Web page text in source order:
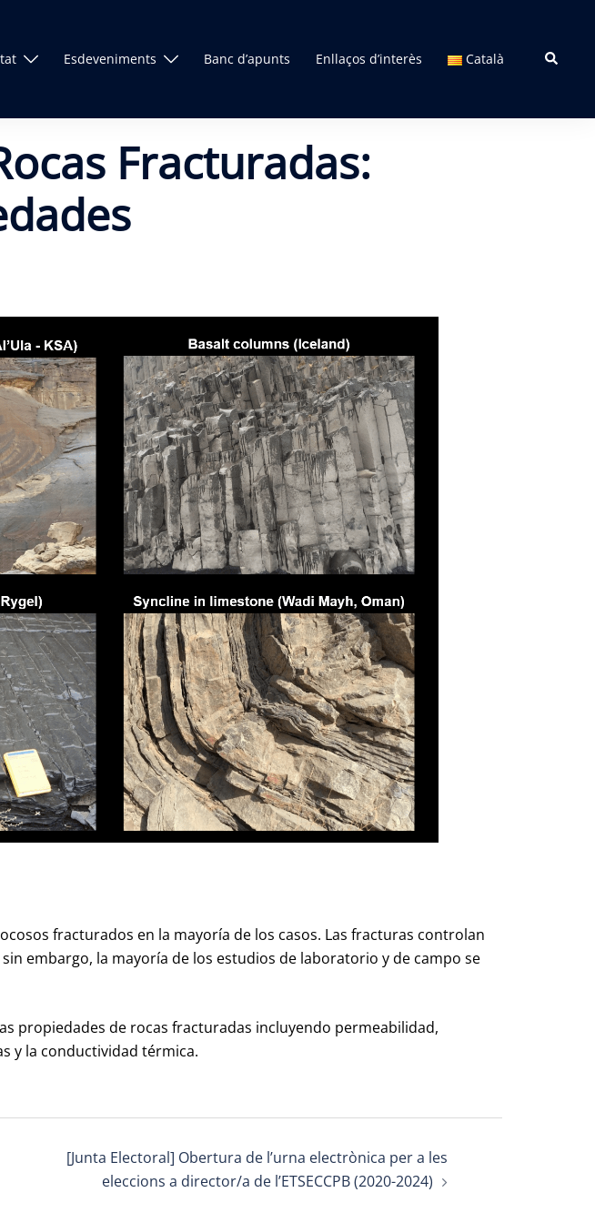
Esdeveniments Banc d’apunts Enllaços d’interès Català Search
Fracturadas:
fracturados en la mayoría de los casos. Las fracturas controlan
embargo, la mayoría de los estudios de laboratorio y de campo se
propiedades de rocas fracturadas incluyendo permeabilidad,
y la conductividad térmica.
[Junta Electoral] Obertura de l’urna electrònica per a les
eleccions a director/a de l’ETSECCPB (2020-2024)